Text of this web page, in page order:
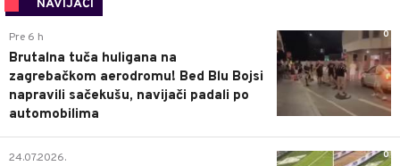
NAVIJAČI
0
Pre 6 h
Brutalna tuča huligana na
zagrebačkom aerodromu! Bed Blu Bojsi
napravili sačekušu, navijači padali po
automobilima
0
24.07.2026.